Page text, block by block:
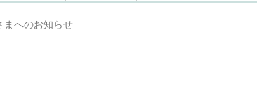
まへのお知らせ